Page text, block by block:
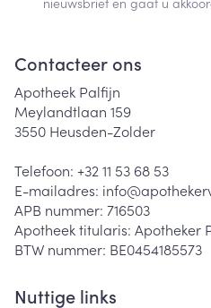
Contacteer ons
Apotheek Palfijn
Meylandtlaan 159
3550 Heusden-Zolder
Telefoon: +32 11 53 68 53
E-mailadres: info@
APB nummer: 716503
Apotheek titularis: Apotheker
BTW nummer: BE0454185573
Nuttige links